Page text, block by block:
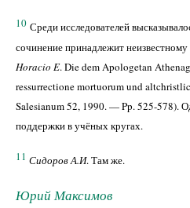
10 Среди исследователей
сочинение принадлежит
Horacio E. Die dem Apologetan
ressurrectione mortuorum und
Salesianum 52, 1990. — Pp. 525-578).
поддержки в учёных кругах.
11 Сидоров А.И. Там же.
Юрий Максимов